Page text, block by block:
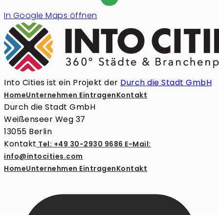
In Google Maps öffnen
Into Cities ist ein Projekt der Durch die Stadt GmbH
HomeUnternehmen EintragenKontakt
Durch die Stadt GmbH
Weißenseer Weg 37
13055 Berlin
Kontakt Tel: +49 30-2930 9686 E-Mail:
info@intocities.com
HomeUnternehmen EintragenKontakt